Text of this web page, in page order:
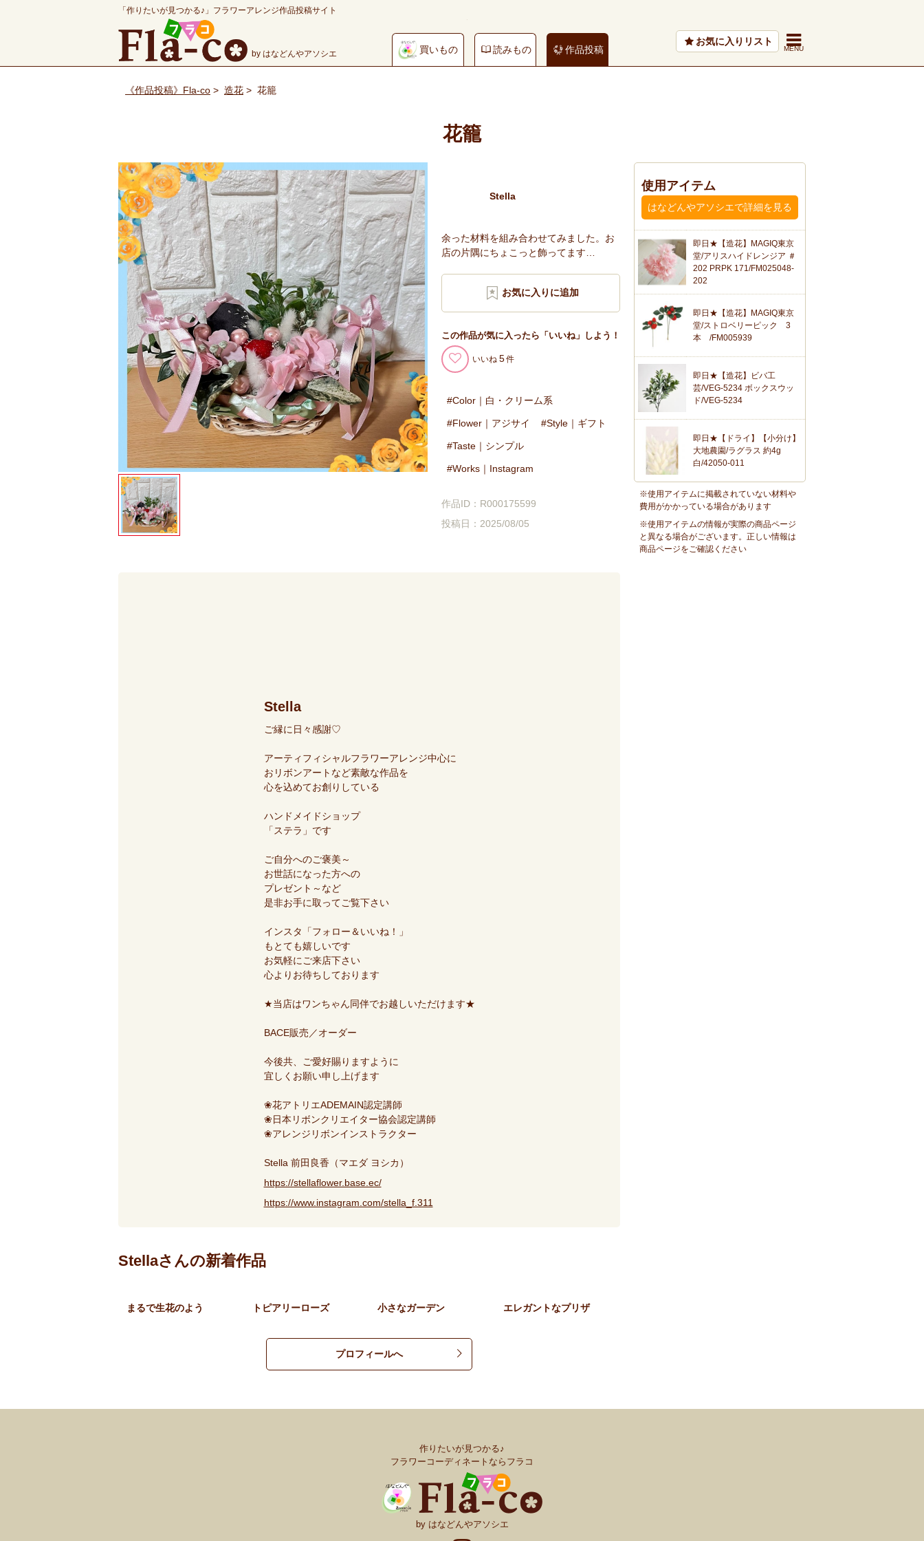
「作りたいが見つかる♪」フラワーアレンジ作品投稿サイト
by はなどんやアソシエ 買いもの 読みもの 作品投稿
お気に入りリスト
《作品投稿》Fla-co > 造花 > 花籠
花籠
Stella
余った材料を組み合わせてみました。お
店の片隅にちょこっと飾ってます…
この作品が気に入ったら「いいね」しよう！
いいね 5
Color｜白・クリーム系
Flower｜アジサイ Style｜ギフト
Taste｜シンプル
Works｜Instagram
作品ID：R000175599
投稿日：2025/08/05
Stella
ご縁に日々感謝♡
アーティフィシャルフラワーアレンジ中心に
おリボンアートなど素敵な作品を
心を込めてお創りしている
ハンドメイドショップ
「ステラ」です
ご自分へのご褒美～
お世話になった方への
プレゼント～など
是非お手に取ってご覧下さい
インスタ「フォロー＆いいね！」
もとても嬉しいです
お気軽にご来店下さい
心よりお待ちしております
★当店はワンちゃん同伴でお越しいただけます★
BACE販売／オーダー
今後共、ご愛好賜りますように
宜しくお願い申し上げます
❀花アトリエADEMAIN認定講師
❀日本リボンクリエイター協会認定講師
❀アレンジリボンインストラクター
Stella 前田良香（マエダ ヨシカ）
https://stellaflower.base.ec/
https://www.instagram.com/stella_f.311
Stellaさんの新着作品
まるで生花のよう トピアリーローズ 小さなガーデン エレガントなプリザ
プロフィールへ
使用アイテム
はなどんやアソシエで詳細を見る
即日★【造花】MAGIQ東京
堂/アリスハイドレンジア ＃
202 PRPK 171/FM025048-
202
即日★【造花】MAGIQ東京
堂/ストロベリーピック 3
本 /FM005939
即日★【造花】ビバ工
芸/VEG-5234 ボックスウッ
ド/VEG-5234
即日★【ドライ】【小分け】
大地農園/ラグラス 約4g
白/42050-011
※使用アイテムに掲載されていない材料や
費用がかかっている場合があります
※使用アイテムの情報が実際の商品ページ
と異なる場合がございます。正しい情報は
商品ページをご確認ください
作りたいが見つかる♪
フラワーコーディネートならフラコ
by はなどんやアソシエ